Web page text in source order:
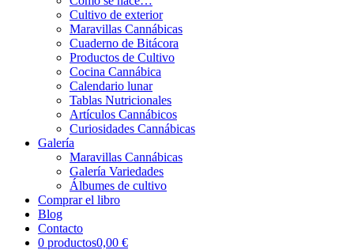
Cultivo de exterior
Maravillas Cannábicas
Cuaderno de Bitácora
Productos de Cultivo
Cocina Cannábica
Calendario lunar
Tablas Nutricionales
Artículos Cannábicos
Curiosidades Cannábicas
Galería
Maravillas Cannábicas
Galería Variedades
Álbumes de cultivo
Comprar el libro
Blog
Contacto
0 productos0,00 €